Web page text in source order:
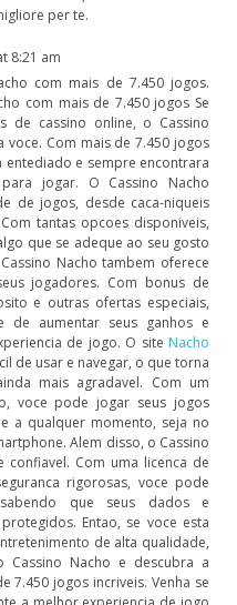
per te.
8:21 am
com mais de 7.450 jogos.
com mais de 7.450 jogos Se
de cassino online, o Cassino
Com mais de 7.450 jogos
entediado e sempre encontrara
jogar. O Cassino Nacho
de jogos, desde caca-niqueis
tantas opcoes disponiveis,
que se adeque ao seu gosto
Nacho tambem oferece
jogadores. Com bonus de
e outras ofertas especiais,
de aumentar seus ganhos e
de jogo. O site Nacho
de usar e navegar, o que torna
mais agradavel. Com um
voce pode jogar seus jogos
a qualquer momento, seja no
Alem disso, o Cassino
Com uma licenca de
rigorosas, voce pode
que seus dados e
Entao, se voce esta
de alta qualidade,
Cassino Nacho e descubra a
7.450 jogos incriveis. Venha se